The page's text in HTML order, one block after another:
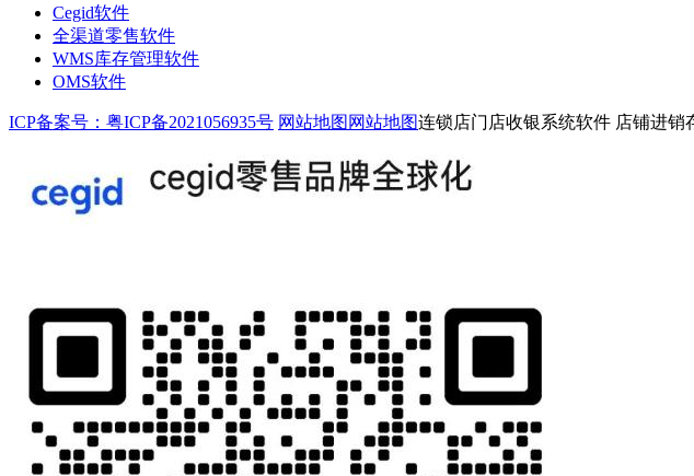
Cegid软件
全渠道零售软件
WMS库存管理软件
OMS软件
ICP备案号：粤ICP备2021056935号 网站地图 网站地图连锁店门店收银系统软件 店铺进销